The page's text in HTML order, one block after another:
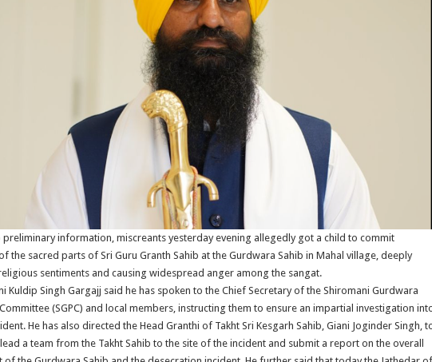
information, miscreants yesterday evening allegedly got a child to commit
the sacred parts of Sri Guru Granth Sahib at the Gurdwara Sahib in Mahal village, deeply
sentiments and causing widespread anger among the sangat.
Kuldip Singh Gargajj said he has spoken to the Chief Secretary of the Shiromani Gurdwara
(SGPC) and local members, instructing them to ensure an impartial investigation
He has also directed the Head Granthi of Takht Sri Kesgarh Sahib, Giani Joginder Singh,
a team from the Takht Sahib to the site of the incident and submit a report on the overall